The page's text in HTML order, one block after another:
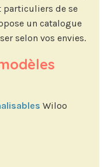
particuliers de se
un catalogue
selon vos envies.
Wiloo